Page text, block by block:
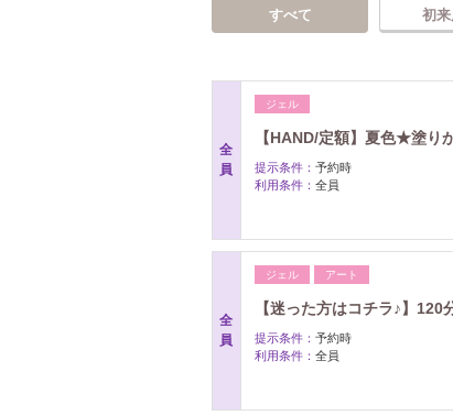
すべて 初
全
員
ジェル
【HAND/定額】夏色★塗り
提示条件： 予約時
利用条件： 全員
全
員
ジェル アート
【迷った方はコチラ♪】
提示条件： 予約時
利用条件： 全員